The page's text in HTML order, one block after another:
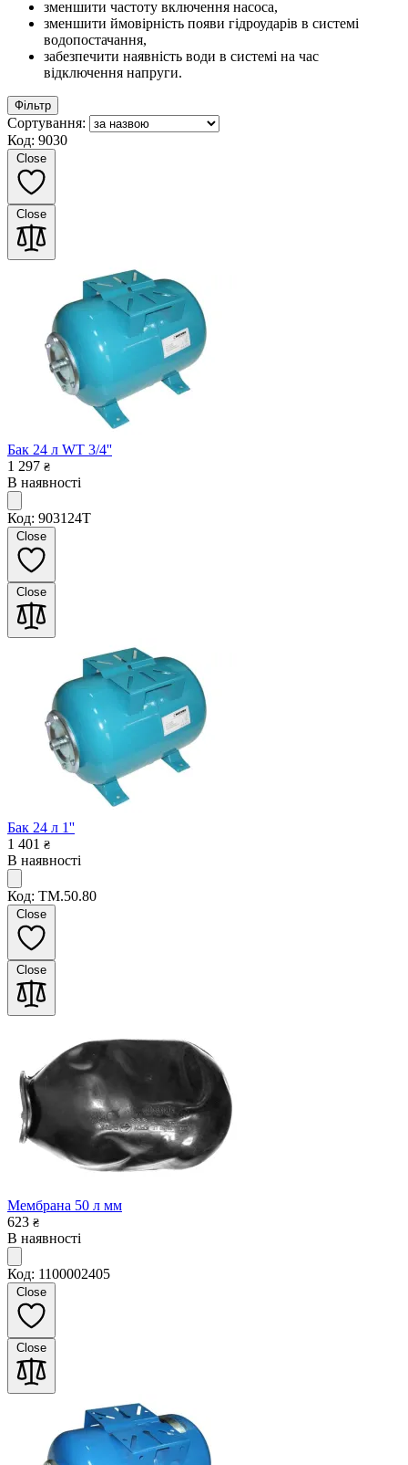
зменшити частоту включення насоса,
зменшити ймовірність появи гідроударів в системі
водопостачання,
забезпечити наявність води в системі на час
відключення напруги.
Фільтр
Сортування:
Код: 9030
Close
Close
Бак 24 л WT 3/4''
1 297 ₴
В наявності
Код: 903124T
Close
Close
Бак 24 л 1''
1 401 ₴
В наявності
Код: TM.50.80
Close
Close
Мембрана 50 л мм
623 ₴
В наявності
Код: 1100002405
Close
Close